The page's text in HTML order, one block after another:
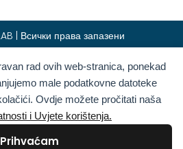
rad ovih web-stranica, ponekad
male podatkovne datoteke
Ovdje možete pročitati naša
i Uvjete korištenja.
Prihvaćam
| Всички права запазени
) English(Английски)
) Polski(Полски)
) Italiano(Италиански)
Français(Френски)
) Slovenčina